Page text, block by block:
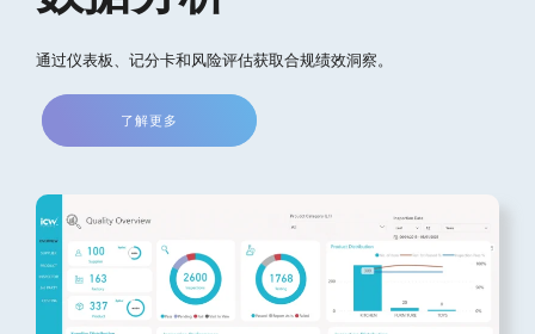
通过仪表板、记分卡和风险评估获取合规绩效洞察。
了解更多